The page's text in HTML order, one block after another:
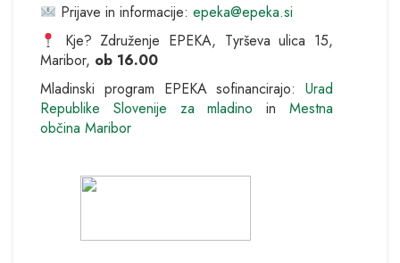
Prijave in informacije:epeka@epeka.si
Kje? Združenje EPEKA, Tyrševa ulica 15,
Maribor, ob 16.00
Mladinski program EPEKA sofinancirajo: Urad
Republike Slovenije za mladino inMestna
občina Maribor